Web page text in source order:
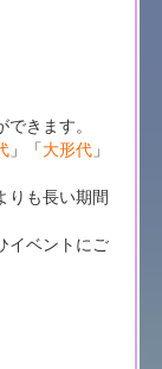
きます。
」「大形代」
りも長い期間
イベントにご